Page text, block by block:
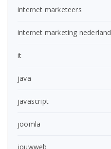
internet marketeers
internet marketing nederland
it
java
javascript
joomla
jouwweb